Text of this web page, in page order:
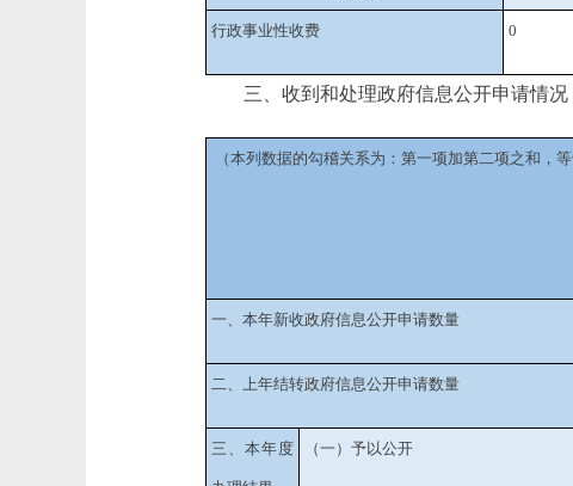
行政事业性收费 0
三、收到和处理政府信息公开申请情况
（本列数据的勾稽关系为：第一项加第二项之和，
一、本年新收政府信息公开申请数量
二、上年结转政府信息公开申请数量
三、本年度 （一）予以公开